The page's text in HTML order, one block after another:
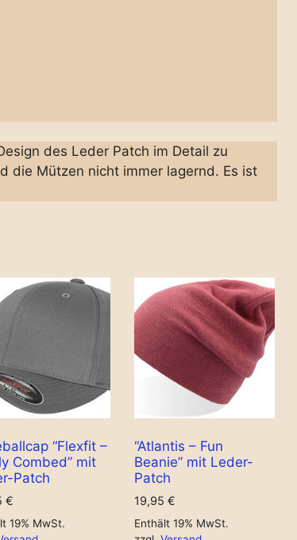
des Leder Patch im Detail zu
die Mützen nicht immer lagernd. Es ist
“Flexfit –
Combed” mit
Patch
€
19% MwSt.
“Atlantis – Fun
Beanie” mit Leder-
Patch
19,95€
Enthält 19% MwSt.